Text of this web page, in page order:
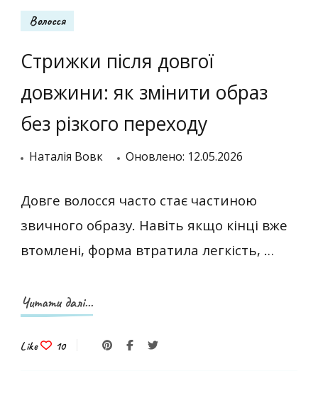
Волосся
Стрижки після довгої
довжини: як змінити образ
без різкого переходу
Наталія Вовк Оновлено: 12.05.2026
Довге волосся часто стає частиною
звичного образу. Навіть якщо кінці вже
втомлені, форма втратила легкість, …
Читати далі...
Like 10